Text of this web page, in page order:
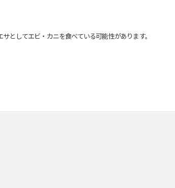
としてエビ・カニを食べている可能性があります。